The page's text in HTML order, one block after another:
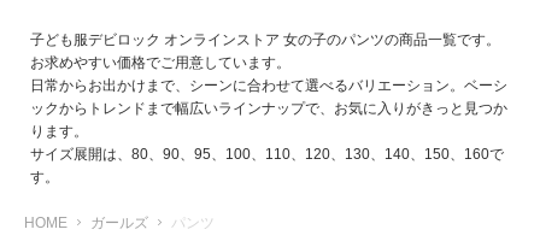
子ども服デビロック オンラインストア 女の子のパンツの商品一覧です。
お求めやすい価格でご用意しています。
日常からお出かけまで、シーンに合わせて選べるバリエーション。ベーシ
ックからトレンドまで幅広いラインナップで、お気に入りがきっと見つか
ります。
サイズ展開は、80、90、95、100、110、120、130、140、150、160で
す。
HOME ガールズ パンツ